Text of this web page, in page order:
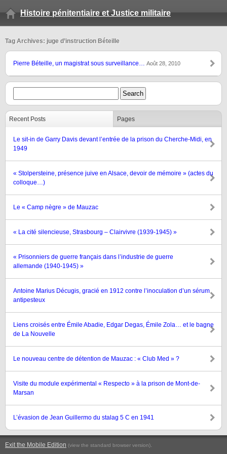
Histoire pénitentiaire et Justice militaire
Tag Archives: juge d’instruction Béteille
Pierre Béteille, un magistrat sous surveillance… Août 28, 2010
Recent Posts Pages
Le sit-in de Garry Davis devant l’entrée de la prison du Cherche-Midi, en
1949
« Stolpersteine, présence juive en Alsace, devoir de mémoire » (actes du
colloque…)
Le « Camp nègre » de Mauzac
« La cité silencieuse, Strasbourg – Clairvivre (1939-1945) »
« Prisonniers de guerre français dans l’industrie de guerre
allemande (1940-1945) »
Antoine Marius Décugis, gracié en 1912 contre l’inoculation d’un sérum
antipesteux
Liens croisés entre Émile Abadie, Edgar Degas, Émile Zola… et le bagne
de La Nouvelle
Le nouveau centre de détention de Mauzac : « Club Med » ?
Visite du module expérimental « Respecto » à la prison de Mont-de-
Marsan
L’évasion de Jean Guillermo du stalag 5 C en 1941
Exit the Mobile Edition (view the standard browser version).